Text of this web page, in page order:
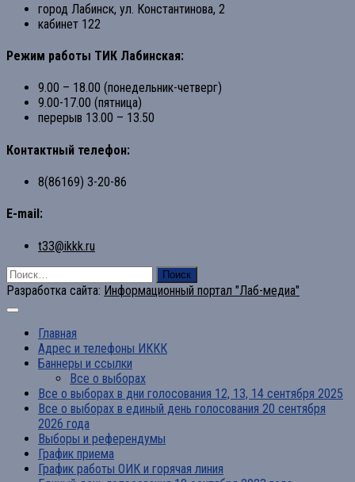
город Лабинск, ул. Константинова, 2
кабинет 122
Режим работы ТИК Лабинская:
9.00 – 18.00 (понедельник-четверг)
9.00-17.00 (пятница)
перерыв 13.00 – 13.50
Контактный телефон:
8(86169) 3-20-86
E-mail:
t33@ikkk.ru
Найти:
Разработка сайта: Информационный портал "Лаб-медиа"
Главная
Адрес и телефоны ИККК
Баннеры и ссылки
Все о выборах
Все о выборах в дни голосования 12, 13, 14 сентября 2025
Все о выборах в единый день голосования 20 сентября
2026 года
Выборы и референдумы
График приема
График работы ОИК и горячая линия